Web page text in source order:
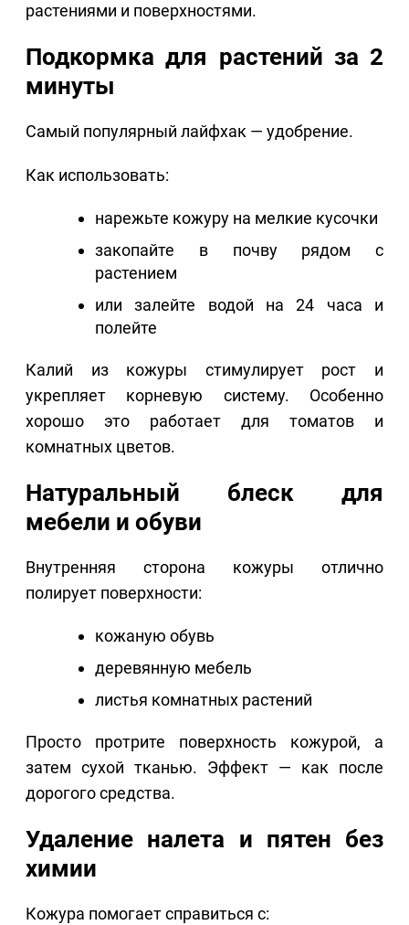
растениями и поверхностями.
Подкормка для растений за 2
минуты
Самый популярный лайфхак — удобрение.
Как использовать:
нарежьте кожуру на мелкие кусочки
закопайте в почву рядом с
растением
или залейте водой на 24 часа и
полейте
Калий из кожуры стимулирует рост и
укрепляет корневую систему. Особенно
хорошо это работает для томатов и
комнатных цветов.
Натуральный блеск для
мебели и обуви
Внутренняя сторона кожуры отлично
полирует поверхности:
кожаную обувь
деревянную мебель
листья комнатных растений
Просто протрите поверхность кожурой, а
затем сухой тканью. Эффект — как после
дорогого средства.
Удаление налета и пятен без
химии
Кожура помогает справиться с: